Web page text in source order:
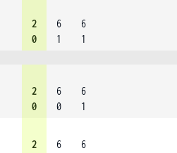
2
0
6
1
6
1
2
0
6
0
6
1
2
6
6